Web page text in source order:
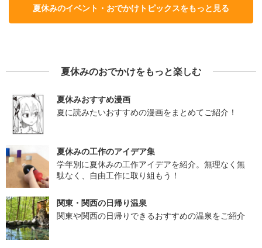
夏休みのイベント・おでかけトピックスをもっと見る
夏休みのおでかけをもっと楽しむ
夏休みおすすめ漫画
夏に読みたいおすすめの漫画をまとめてご紹介！
夏休みの工作のアイデア集
学年別に夏休みの工作アイデアを紹介。無理なく無
駄なく、自由工作に取り組もう！
関東・関西の日帰り温泉
関東や関西の日帰りできるおすすめの温泉をご紹介